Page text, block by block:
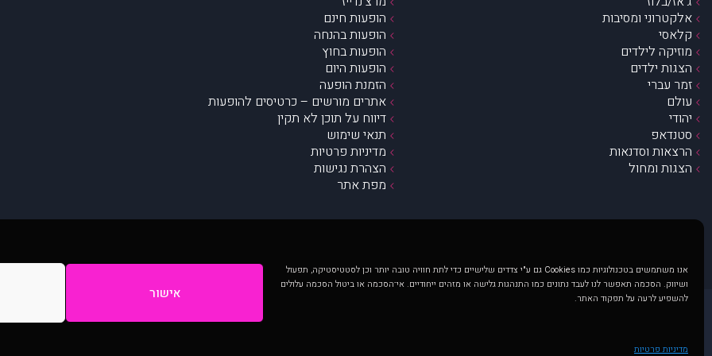
אנו משתמשים בטכנולוגיות כמו Cookies גם ע"י צדדים שלישיים כדי לתת חוויה טובה יותר וכן לסטטיסטיקה, תפעול
ושיווק. הסכמה תאפשר לנו לעבד נתונים כמו התנהגות גלישה או מזהים ייחודיים. אי־הסכמה או ביטול הסכמה עלולים
להשפיע לרעה על תפקוד האתר.
אישור
מדיניות פרטיות
אלקטרוני ומסיבות
קלאסי
מוזיקה לילדים
הצגות ילדים
זמר עברי
עולם
יהודי
סטנדאפ
הרצאות וסדנאות
הצגות ומחול
הופעות חינם
הופעות בהנחה
הופעות בחוץ
הופעות היום
הזמנת הופעה
אתרים מורשים – כרטיסים להופעות
דיווח על תוכן לא תקין
תנאי שימוש
מדיניות פרטיות
הצהרת נגישות
מפת אתר